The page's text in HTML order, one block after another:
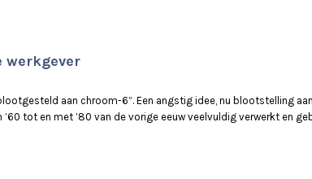
werkgever
aan chroom-6”. Een angstig idee, nu blootstelling
tot en met ’80 van de vorige eeuw veelvuldig verwerkt en